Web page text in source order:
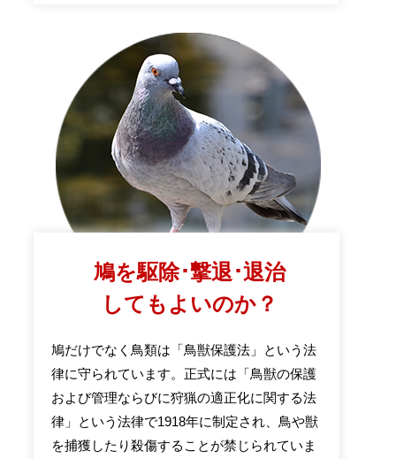
鳩を駆除･撃退･退治
してもよいのか？
鳩だけでなく鳥類は「鳥獣保護法」という法
律に守られています。正式には「鳥獣の保護
および管理ならびに狩猟の適正化に関する法
律」という法律で1918年に制定され、鳥や獣
を捕獲したり殺傷することが禁じられていま